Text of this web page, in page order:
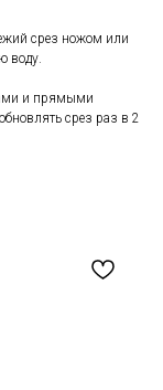
срез ножом или
воду.
и прямыми
срез раз в 2